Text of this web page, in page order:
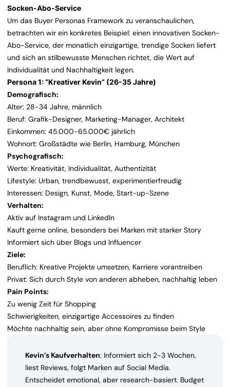
Socken-Abo-Service
Um das Buyer Personas Framework zu veranschaulichen,
betrachten wir ein konkretes Beispiel: einen innovativen Socken-
Abo-Service, der monatlich einzigartige, trendige Socken liefert
und sich an stilbewusste Menschen richtet, die Wert auf
Individualität und Nachhaltigkeit legen.
Persona 1: “Kreativer Kevin” (26-35 Jahre)
Demografisch:
Alter: 28-34 Jahre, männlich
Beruf: Grafik-Designer, Marketing-Manager, Architekt
Einkommen: 45.000-65.000€ jährlich
Wohnort: Großstädte wie Berlin, Hamburg, München
Psychografisch:
Werte: Kreativität, Individualität, Authentizität
Lifestyle: Urban, trendbewusst, experimentierfreudig
Interessen: Design, Kunst, Mode, Start-up-Szene
Verhalten:
Aktiv auf Instagram und LinkedIn
Kauft gerne online, besonders bei Marken mit starker Story
Informiert sich über Blogs und Influencer
Ziele:
Beruflich: Kreative Projekte umsetzen, Karriere vorantreiben
Privat: Sich durch Style von anderen abheben, nachhaltig leben
Pain Points:
Zu wenig Zeit für Shopping
Schwierigkeiten, einzigartige Accessoires zu finden
Möchte nachhaltig sein, aber ohne Kompromisse beim Style
Kevin’s Kaufverhalten: Informiert sich 2-3 Wochen,
liest Reviews, folgt Marken auf Social Media.
Entscheidet emotional, aber research-basiert. Budget